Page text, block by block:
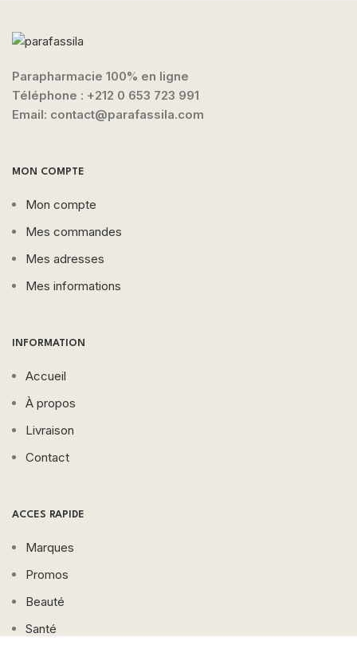
Parapharmacie 100% en ligne
Téléphone : +212 0 653 723 991
Email: contact@parafassila.com
MON COMPTE
Mon compte
Mes commandes
Mes adresses
Mes informations
INFORMATION
Accueil
À propos
Livraison
Contact
ACCES RAPIDE
Marques
Promos
Beauté
Santé